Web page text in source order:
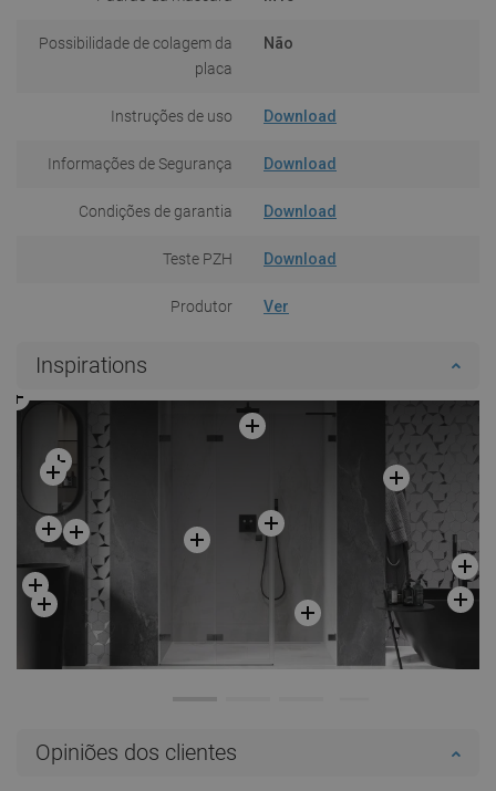
Possibilidade de colagem da
placa
Não
Instruções de uso Download
Informações de Segurança Download
Condições de garantia Download
Teste PZH Download
Produtor Ver
Inspirations
Opiniões dos clientes